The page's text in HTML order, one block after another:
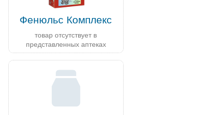
Фенюльс Комплекс
товар отсутствует в
представленных аптеках